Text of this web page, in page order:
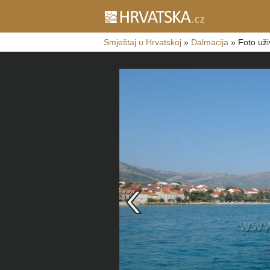
Smještaj u Hrvatskoj » Dalmacija » Foto